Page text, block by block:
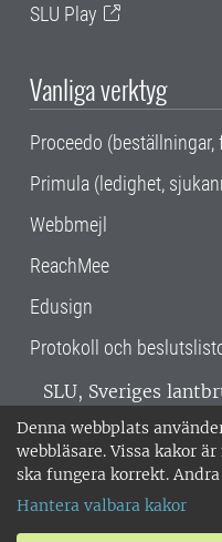
Denna webbplats
webbläsare. Vissa kakor
ska fungera korrekt.
Hantera valbara kakor
SLU Play
Vanliga verktyg
Proceedo (beställningar,
Primula (ledighet,
Webbmejl
ReachMee
Edusign
Protokoll och
SLU, Sveriges
verksamhet över
Alnarp, Uppsala
miljöcertifierat
018-67 10 00 • Org